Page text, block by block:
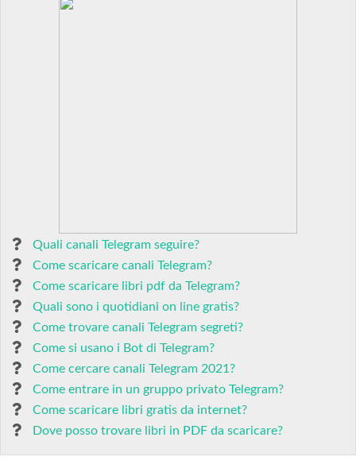
Quali canali Telegram seguire?
Come scaricare canali Telegram?
Come scaricare libri pdf da Telegram?
Quali sono i quotidiani on line gratis?
Come trovare canali Telegram segreti?
Come si usano i Bot di Telegram?
Come cercare canali Telegram 2021?
Come entrare in un gruppo privato Telegram?
Come scaricare libri gratis da internet?
Dove posso trovare libri in PDF da scaricare?